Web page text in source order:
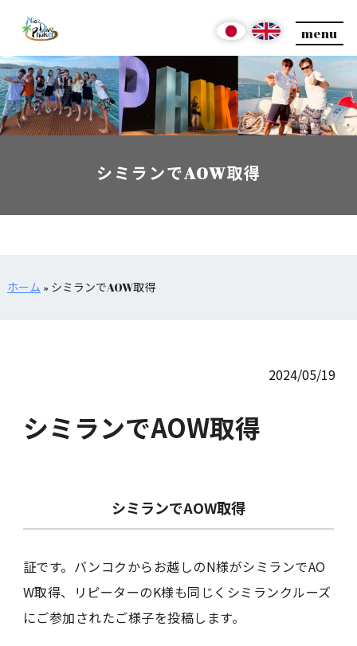
menu
シミランでAOW取得
ホーム » シミランでAOW取得
2024/05/19
シミランでAOW取得
シミランでAOW取得
証です。バンコクからお越しのN様がシミランでAO
W取得、リピーターのK様も同じくシミランクルーズ
にご参加されたご様子を投稿します。